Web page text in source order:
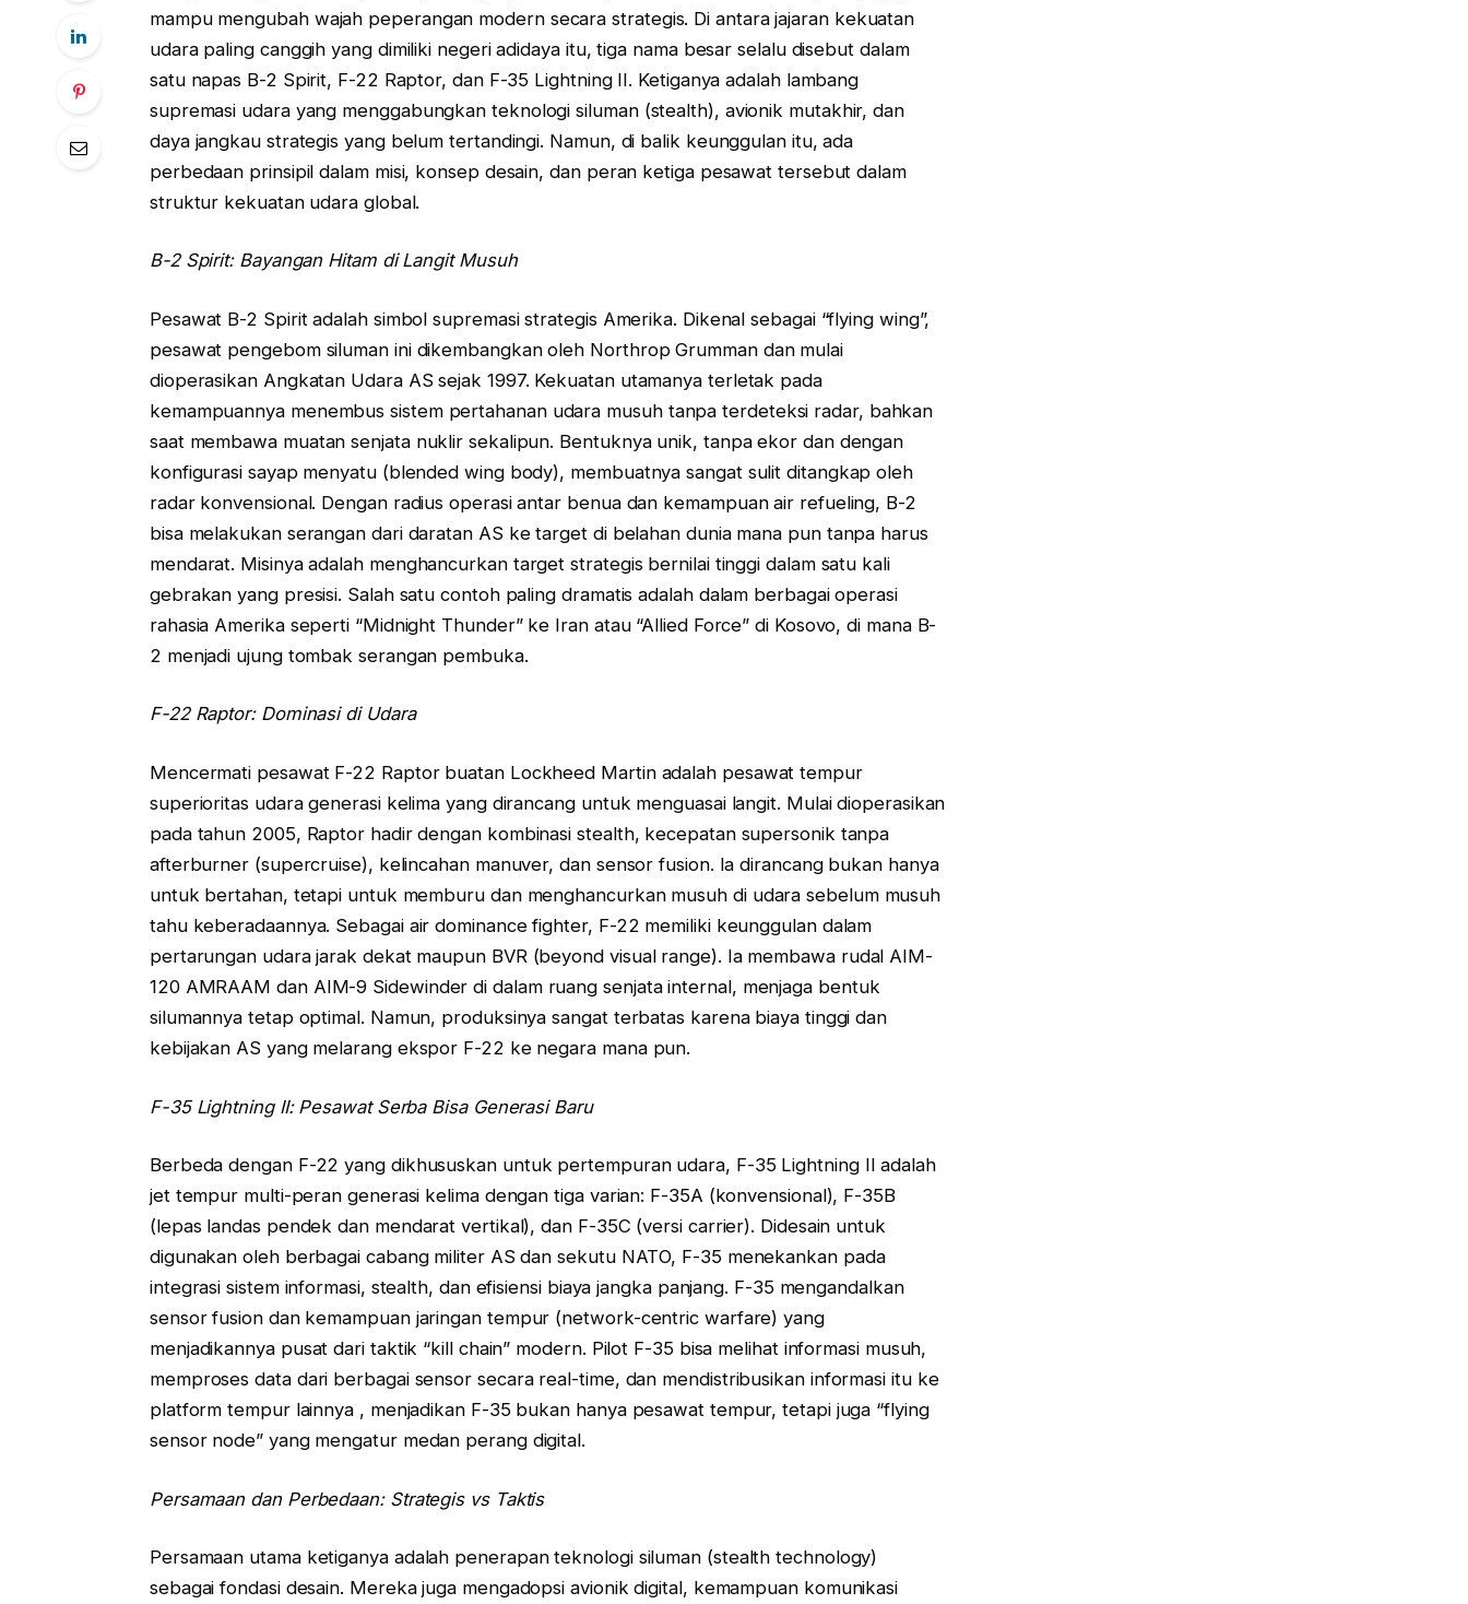
mampu mengubah wajah peperangan modern secara strategis. Di antara jajaran kekuatan
udara paling canggih yang dimiliki negeri adidaya itu, tiga nama besar selalu disebut dalam
satu napas B-2 Spirit, F-22 Raptor, dan F-35 Lightning II. Ketiganya adalah lambang
supremasi udara yang menggabungkan teknologi siluman (stealth), avionik mutakhir, dan
daya jangkau strategis yang belum tertandingi. Namun, di balik keunggulan itu, ada
perbedaan prinsipil dalam misi, konsep desain, dan peran ketiga pesawat tersebut dalam
struktur kekuatan udara global.
B-2 Spirit: Bayangan Hitam di Langit Musuh
Pesawat B-2 Spirit adalah simbol supremasi strategis Amerika. Dikenal sebagai “flying wing”,
pesawat pengebom siluman ini dikembangkan oleh Northrop Grumman dan mulai
dioperasikan Angkatan Udara AS sejak 1997. Kekuatan utamanya terletak pada
kemampuannya menembus sistem pertahanan udara musuh tanpa terdeteksi radar, bahkan
saat membawa muatan senjata nuklir sekalipun. Bentuknya unik, tanpa ekor dan dengan
konfigurasi sayap menyatu (blended wing body), membuatnya sangat sulit ditangkap oleh
radar konvensional. Dengan radius operasi antar benua dan kemampuan air refueling, B-2
bisa melakukan serangan dari daratan AS ke target di belahan dunia mana pun tanpa harus
mendarat. Misinya adalah menghancurkan target strategis bernilai tinggi dalam satu kali
gebrakan yang presisi. Salah satu contoh paling dramatis adalah dalam berbagai operasi
rahasia Amerika seperti “Midnight Thunder” ke Iran atau “Allied Force” di Kosovo, di mana B-
2 menjadi ujung tombak serangan pembuka.
F-22 Raptor: Dominasi di Udara
Mencermati pesawat F-22 Raptor buatan Lockheed Martin adalah pesawat tempur
superioritas udara generasi kelima yang dirancang untuk menguasai langit. Mulai dioperasikan
pada tahun 2005, Raptor hadir dengan kombinasi stealth, kecepatan supersonik tanpa
afterburner (supercruise), kelincahan manuver, dan sensor fusion. Ia dirancang bukan hanya
untuk bertahan, tetapi untuk memburu dan menghancurkan musuh di udara sebelum musuh
tahu keberadaannya. Sebagai air dominance fighter, F-22 memiliki keunggulan dalam
pertarungan udara jarak dekat maupun BVR (beyond visual range). Ia membawa rudal AIM-
120 AMRAAM dan AIM-9 Sidewinder di dalam ruang senjata internal, menjaga bentuk
silumannya tetap optimal. Namun, produksinya sangat terbatas karena biaya tinggi dan
kebijakan AS yang melarang ekspor F-22 ke negara mana pun.
F-35 Lightning II: Pesawat Serba Bisa Generasi Baru
Berbeda dengan F-22 yang dikhususkan untuk pertempuran udara, F-35 Lightning II adalah
jet tempur multi-peran generasi kelima dengan tiga varian: F-35A (konvensional), F-35B
(lepas landas pendek dan mendarat vertikal), dan F-35C (versi carrier). Didesain untuk
digunakan oleh berbagai cabang militer AS dan sekutu NATO, F-35 menekankan pada
integrasi sistem informasi, stealth, dan efisiensi biaya jangka panjang. F-35 mengandalkan
sensor fusion dan kemampuan jaringan tempur (network-centric warfare) yang
menjadikannya pusat dari taktik “kill chain” modern. Pilot F-35 bisa melihat informasi musuh,
memproses data dari berbagai sensor secara real-time, dan mendistribusikan informasi itu ke
platform tempur lainnya , menjadikan F-35 bukan hanya pesawat tempur, tetapi juga “flying
sensor node” yang mengatur medan perang digital.
Persamaan dan Perbedaan: Strategis vs Taktis
Persamaan utama ketiganya adalah penerapan teknologi siluman (stealth technology)
sebagai fondasi desain. Mereka juga mengadopsi avionik digital, kemampuan komunikasi